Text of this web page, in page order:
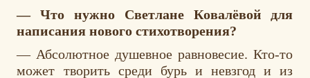
— Что нужно Светлане Ковалёвой для
написания нового стихотворения?
— Абсолютное душевное равновесие. Кто-то
может творить среди бурь и невзгод и из